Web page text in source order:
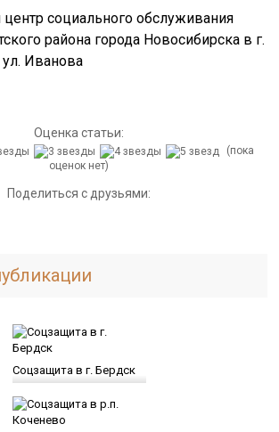
Оценка статьи:
(пока
оценок нет)
Поделиться с друзьями:
Соцзащита в г. Бердск